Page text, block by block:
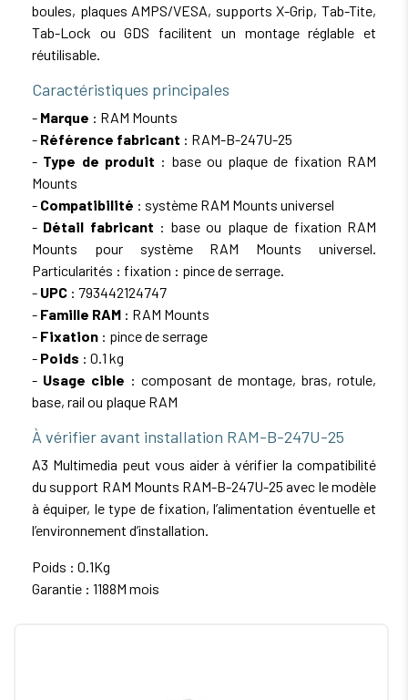
boules, plaques AMPS/VESA, supports X-Grip, Tab-Tite,
Tab-Lock ou GDS facilitent un montage réglable et
réutilisable.
Caractéristiques principales
- Marque : RAM Mounts
- Référence fabricant : RAM-B-247U-25
- Type de produit : base ou plaque de fixation RAM
Mounts
- Compatibilité : système RAM Mounts universel
- Détail fabricant : base ou plaque de fixation RAM
Mounts pour système RAM Mounts universel.
Particularités : fixation : pince de serrage.
- UPC : 793442124747
- Famille RAM : RAM Mounts
- Fixation : pince de serrage
- Poids : 0.1 kg
- Usage cible : composant de montage, bras, rotule,
base, rail ou plaque RAM
À vérifier avant installation RAM-B-247U-25
A3 Multimedia peut vous aider à vérifier la compatibilité
du support RAM Mounts RAM-B-247U-25 avec le modèle
à équiper, le type de fixation, l’alimentation éventuelle et
l’environnement d’installation.
Poids : 0.1Kg
Garantie : 1188M mois